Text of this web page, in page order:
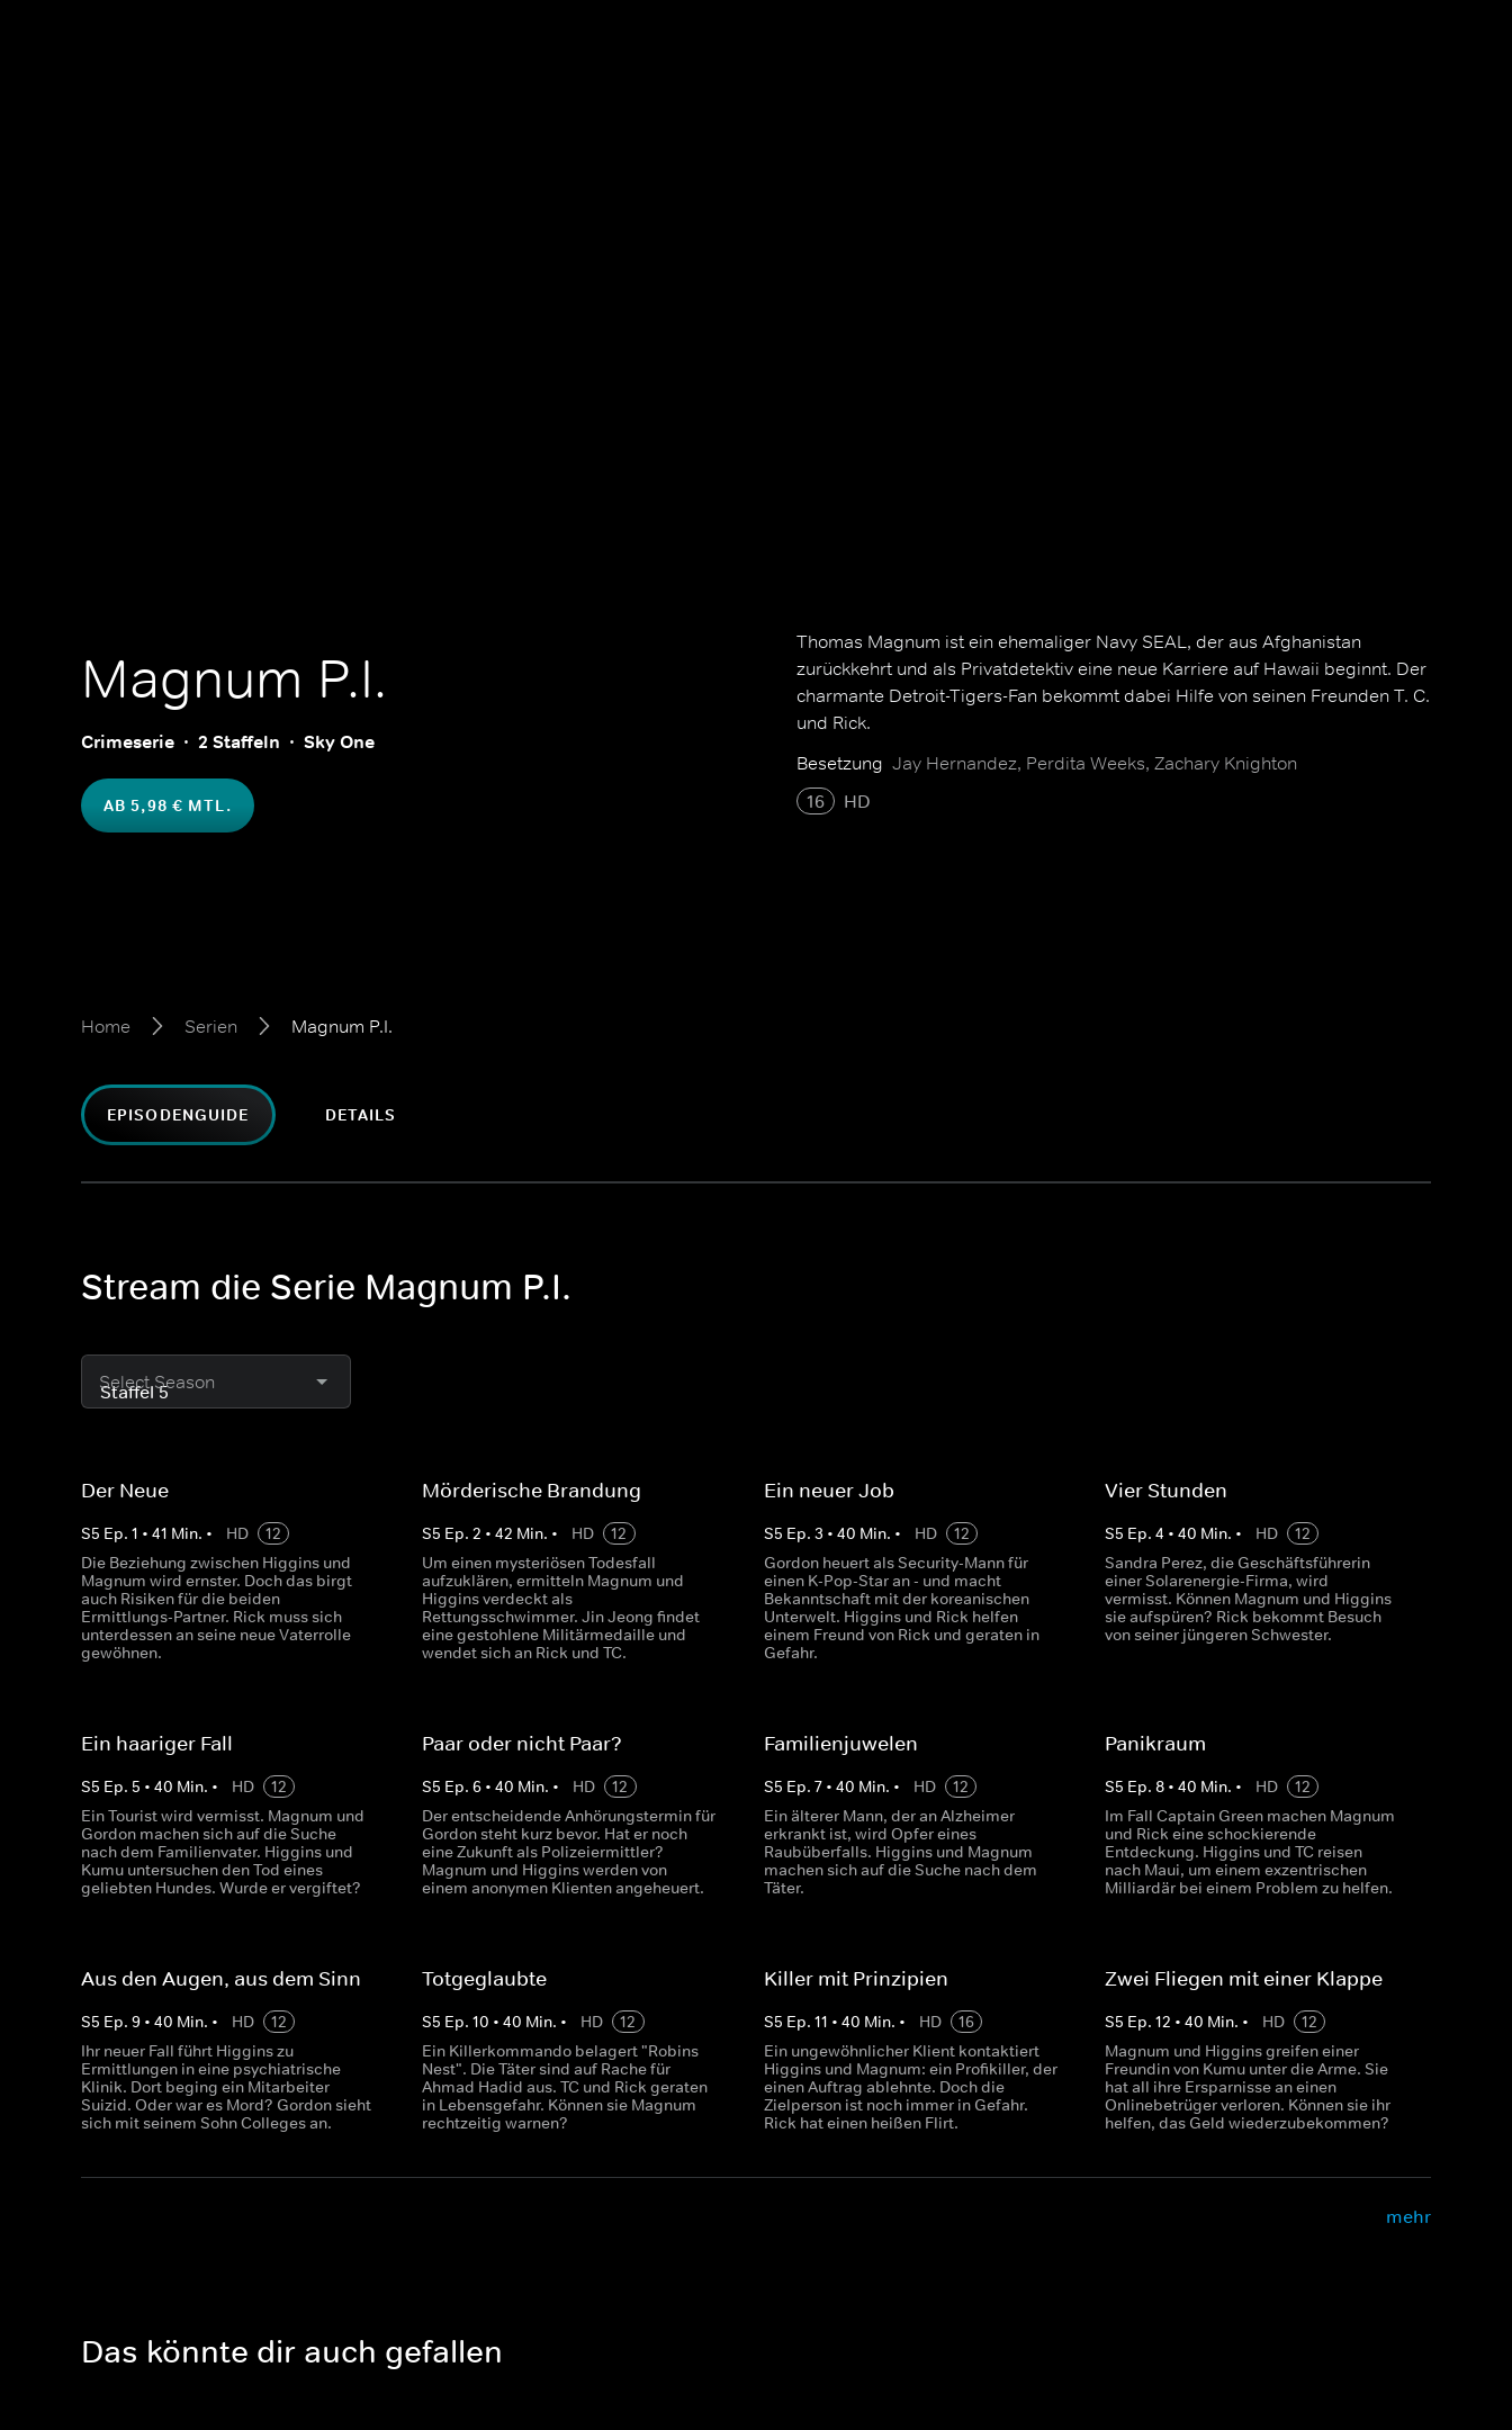
Magnum P.I.
Crimeserie 2 Staffeln Sky One
AB 5,98 € MTL.
Thomas Magnum ist ein ehemaliger Navy SEAL, der aus Afghanistan
zurückkehrt und als Privatdetektiv eine neue Karriere auf Hawaii beginnt. Der
charmante Detroit-Tigers-Fan bekommt dabei Hilfe von seinen Freunden T. C.
und Rick.
Besetzung Jay Hernandez, Perdita Weeks, Zachary Knighton
16
HD
Home Serien Magnum P.I.
EPISODENGUIDE DETAILS
Stream die Serie Magnum P.I.
Select Season
Der Neue
S5 Ep. 1 • 41 Min. • HD
12
Die Beziehung zwischen Higgins und
Magnum wird ernster. Doch das birgt
auch Risiken für die beiden
Ermittlungs-Partner. Rick muss sich
unterdessen an seine neue Vaterrolle
gewöhnen.
Mörderische Brandung
S5 Ep.2 •42 Min. • HD
12
Um einen mysteriösen Todesfall
aufzuklären, ermitteln Magnum und
Higgins verdeckt als
Rettungsschwimmer. Jin Jeong findet
eine gestohlene Militärmedaille und
wendet sich an Rick und TC.
Ein neuer Job
S5 Ep. 3 • 40 Min. • HD
12
Gordon heuert als Security-Mann für
einen K-Pop-Star an - und macht
Bekanntschaft mit der koreanischen
Unterwelt. Higgins und Rick helfen
einem Freund von Rick und geraten in
Gefahr.
Vier Stunden
S5 Ep. 4 • 40 Min. • HD
12
Sandra Perez, die Geschäftsführerin
einer Solarenergie-Firma, wird
vermisst. Können Magnum und Higgins
sie aufspüren? Rick bekommt Besuch
von seiner jüngeren Schwester.
Ein haariger Fall
S5 Ep. 5 • 40 Min. • HD
12
Ein Tourist wird vermisst. Magnum und
Gordon machen sich auf die Suche
nach dem Familienvater. Higgins und
Kumu untersuchen den Tod eines
geliebten Hundes. Wurde er vergiftet?
Paar oder nicht Paar?
S5 Ep.6 •40 Min. • HD
12
Der entscheidende Anhörungstermin für
Gordon steht kurz bevor. Hat er noch
eine Zukunft als Polizeiermittler?
Magnum und Higgins werden von
einem anonymen Klienten angeheuert.
Familienjuwelen
S5 Ep. 7• 40 Min. • HD
12
Ein älterer Mann, der an Alzheimer
erkrankt ist, wird Opfer eines
Raubüberfalls. Higgins und Magnum
machen sich auf die Suche nach dem
Täter.
Panikraum
S5 Ep. 8• 40 Min. • HD
12
Im Fall Captain Green machen Magnum
und Rick eine schockierende
Entdeckung. Higgins und TC reisen
nach Maui, um einem exzentrischen
Milliardär bei einem Problem zu helfen.
Aus den Augen, aus dem Sinn
S5 Ep. 9 • 40 Min. • HD
12
Ihr neuer Fall führt Higgins zu
Ermittlungen in eine psychiatrische
Klinik. Dort beging ein Mitarbeiter
Suizid. Oder war es Mord? Gordon sieht
sich mit seinem Sohn Colleges an.
Totgeglaubte
S5 Ep.10 •40 Min. • HD
12
Ein Killerkommando belagert "Robins
Nest". Die Täter sind auf Rache für
Ahmad Hadid aus. TC und Rick geraten
in Lebensgefahr. Können sie Magnum
rechtzeitig warnen?
Killer mit Prinzipien
S5 Ep. 11 • 40 Min. • HD
16
Ein ungewöhnlicher Klient kontaktiert
Higgins und Magnum: ein Profikiller, der
einen Auftrag ablehnte. Doch die
Zielperson ist noch immer in Gefahr.
Rick hat einen heißen Flirt.
Zwei Fliegen mit einer Klappe
S5 Ep. 12 • 40 Min. • HD
12
Magnum und Higgins greifen einer
Freundin von Kumu unter die Arme. Sie
hat all ihre Ersparnisse an einen
Onlinebetrüger verloren. Können sie ihr
helfen, das Geld wiederzubekommen?
mehr
Das könnte dir auch gefallen